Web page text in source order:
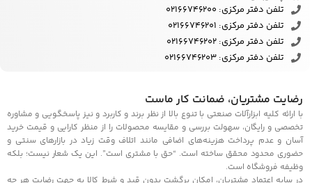
تلفن دفتر مرکزی: 02166746200
تلفن دفتر مرکزی: 02166746201
تلفن دفتر مرکزی: 02166746202
تلفن دفتر مرکزی: 02166746203
رضايت مشتريان، ضمانت كار ماست
با ارائه كليه ابزارآلات صنعتي با تنوع بالا از نظر برند و كاربرد و نيز پاسخگويي و مشاوره
تخصصي و رايگان، سهولت بررسي و مقايسه محصولات را از منظر كارايي و قيمت خريد
آسان و عدم پرداخت هزينه‌های اضافی مانند اتلاف وقت زياد در بازارهای سنتی و
حضوری محدود محقق ساخته است. “حق با مشتري است”. اين يک شعار نيست؛ بلكه
وظيفه فروشگاه است.
در سايه اعتماد مشتريان، امكان برگشت بدون قيد و شرط كالا به جهت رضايت هر چه